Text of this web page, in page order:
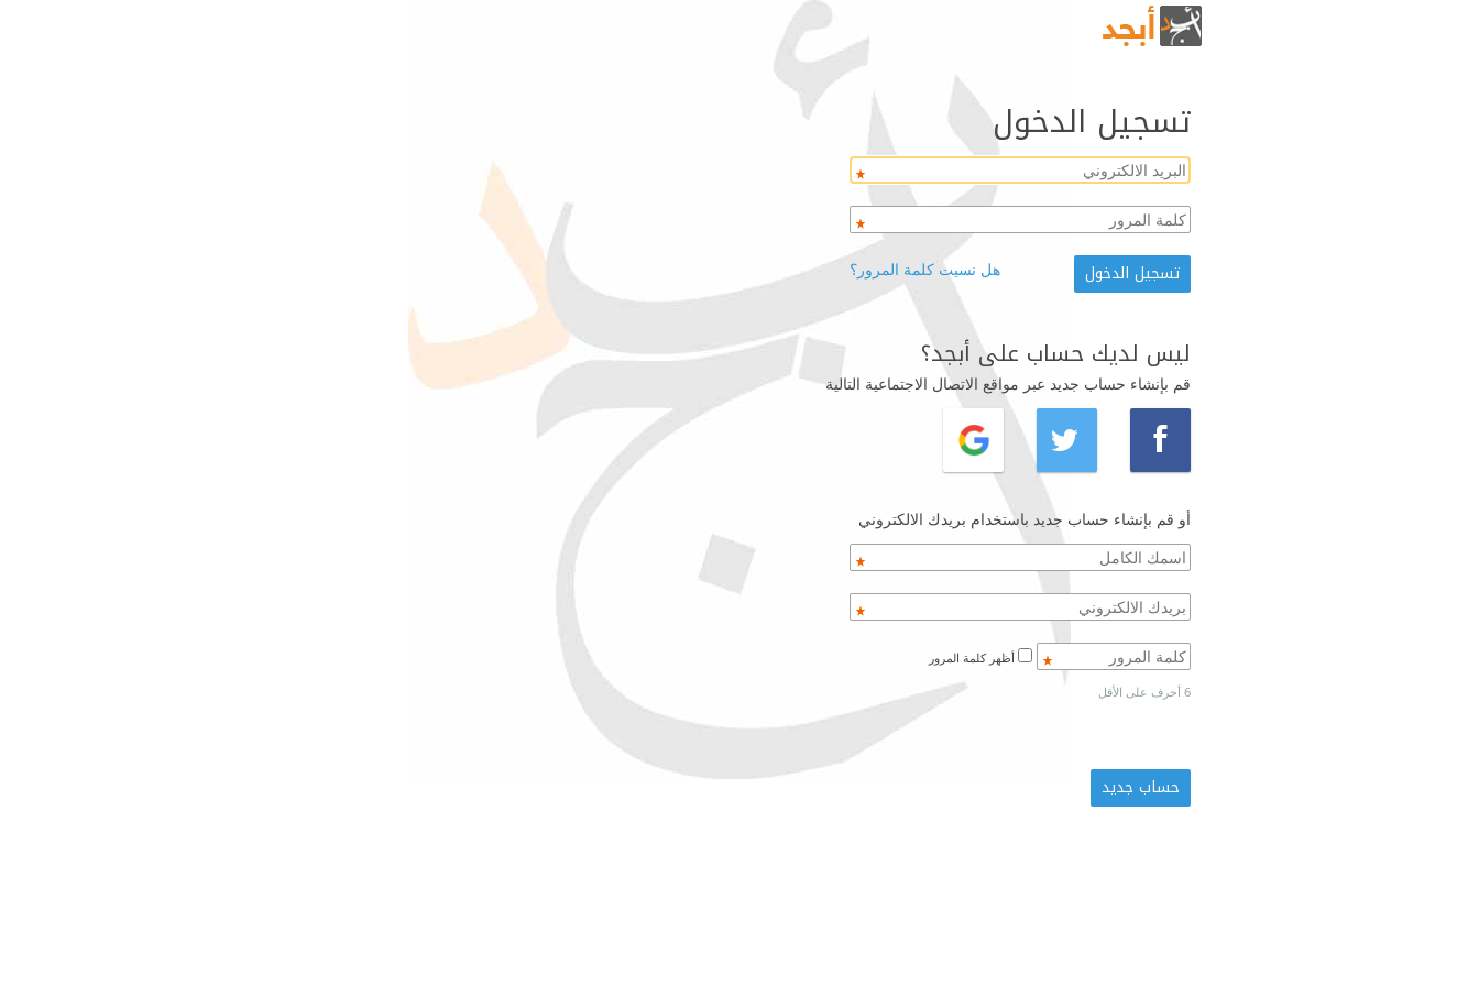
تسجيل الدخول
هل نسيت كلمة المرور؟
ليس لديك حساب على أبجد؟
قم بإنشاء حساب جديد عبر مواقع الاتصال الاجتماعية التالية
أو قم بإنشاء حساب جديد باستخدام بريدك الالكتروني
6 أحرف على الأقل